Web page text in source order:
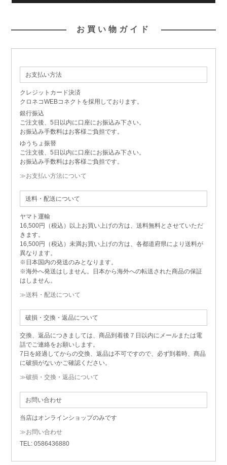
お買い物ガイド
お支払い方法
クレジットカード決済
クロネコWEBコネクトを採用しております。
銀行振込
ご注文後、5日以内に口座にお振込み下さい。
お振込み手数料はお客様ご負担です。
ゆうちょ振替
ご注文後、5日以内に口座にお振込み下さい。
お振込み手数料はお客様ご負担です。
≫お支払い方法について
送料・配送について
ヤマト運輸
16,500円（税込）以上お買い上げの方は、送料無料とさせていただ
きます。
16,500円（税込）未満お買い上げの方は、各都道府県により送料が
異なります。
※日本国内の発送のみとなります。
※海外へ発送はしません。日本から海外への転送された商品の保証
はしません。
≫送料・配送について
破損・交換・返品について
交換、返品につきましては、商品到着後７日以内にメールまたは電
話でご連絡をお願いします。
7日を経過してからの交換、返品は不可ですので、必ず到着時、商品
に破損がないかご確認ください。
≫破損・交換・返品について
お問い合わせ
当店はオンラインショップのみです
≫お問い合わせ
TEL: 0586436880